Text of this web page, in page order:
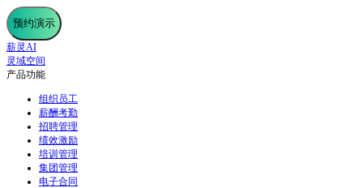
预约演示
薪灵AI
灵域空间
产品功能
组织员工
薪酬考勤
招聘管理
绩效激励
培训管理
集团管理
电子合同